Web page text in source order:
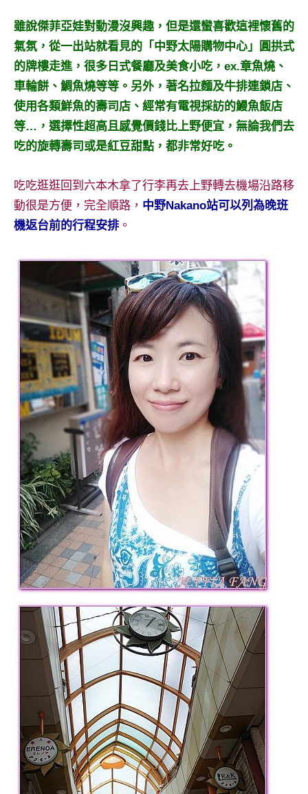
講
座、
部
客
及
旅
遊
專
欄、
觀
局
人
對
象。
★
雖說傑菲亞娃對動漫沒興趣，但是還蠻喜歡這裡懷舊的
氣氛，從一出站就看見的「中野太陽購物中心」圓拱式
的牌樓走進，很多日式餐廳及美食小吃，ex.章魚燒、
車輪餅、鯛魚燒等等。另外，著名拉麵及牛排連鎖店、
使用各類鮮魚的壽司店、經常有電視採訪的鰻魚飯店
等…，選擇性超高且感覺價錢比上野便宜，無論我們去
吃的旋轉壽司或是紅豆甜點，都非常好吃。
吃吃逛逛回到六本木拿了行李再去上野轉去機場沿路移
動很是方便，完全順路， 中野Nakano站可以列為晚班
機返台前的行程安排 。